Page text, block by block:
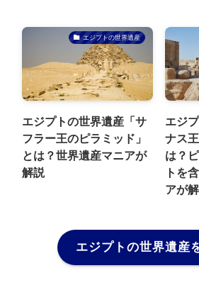
エジプトの世界遺産
エジプトの世界遺産「サ
フラー王のピラミッド」
とは？世界遺産マニアが
解説
エジ
ナス
は？
トを
アが
エジプトの世界遺産